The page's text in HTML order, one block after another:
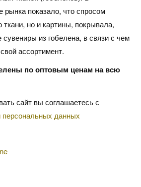
рынка показало, что спросом
ткани, но и картины, покрывала,
сувениры из гобелена, в связи с чем
ассортимент.
по оптовым ценам на всю
сайт вы соглашаетесь с
персональных данных